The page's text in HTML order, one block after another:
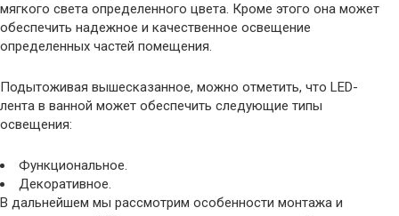
мягкого света определенного цвета. Кроме этого она может
обеспечить надежное и качественное освещение
определенных частей помещения.
Подытоживая вышесказанное, можно отметить, что LED-
лента в ванной может обеспечить следующие типы
освещения:
Функциональное.
Декоративное.
В дальнейшем мы рассмотрим особенности монтажа и